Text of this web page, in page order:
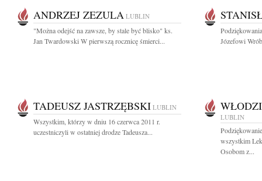
ANDRZEJ ZEZULA LUBLIN
"Można odejść na zawsze, by stale być blisko" ks.
Jan Twardowski W pierwszą rocznicę śmierci...
Józefowi
TADEUSZ JASTRZĘBSKI LUBLIN
Wszystkim, którzy w dniu 16 czerwca 2011 r.
uczestniczyli w ostatniej drodze Tadeusza...
LUBLIN
wszystkim
Osobom z...